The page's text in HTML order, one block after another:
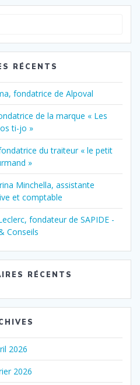
RÉCENTS
fondatrice de Alpoval
de la marque « Les
ti-jo »
du traiteur « le petit
»
Minchella, assistante
et comptable
fondateur de SAPIDE -
Conseils
RÉCENTS
2026
2026